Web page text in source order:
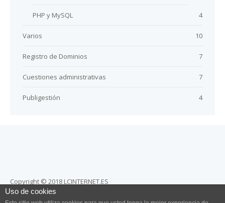
PHP y MySQL 4
Varios 10
Registro de Dominios 7
Cuestiones administrativas 7
Publigestión 4
Copyright © 2018 LCINTERNET.ES
Totalmente prohibida la reproducción total o parcial de estos
Uso de cookies